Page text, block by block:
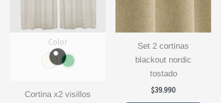
Color
cortina x2 visillos
set 2 cortinas
blackout nordic
tostado
$39.990